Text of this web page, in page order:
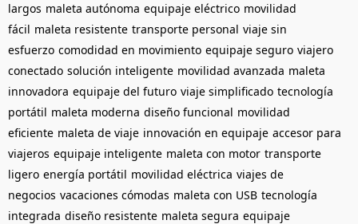
largos maleta autónoma equipaje eléctrico movilidad
fácil maleta resistente transporte personal viaje sin
esfuerzo comodidad en movimiento equipaje seguro viajero
conectado solución inteligente movilidad avanzada maleta
innovadora equipaje del futuro viaje simplificado tecnología
portátil maleta moderna diseño funcional movilidad
eficiente maleta de viaje innovación en equipaje accesor para
viajeros equipaje inteligente maleta con motor transporte
ligero energía portátil movilidad eléctrica viajes de
negocios vacaciones cómodas maleta con USB tecnología
integrada diseño resistente maleta segura equipaje